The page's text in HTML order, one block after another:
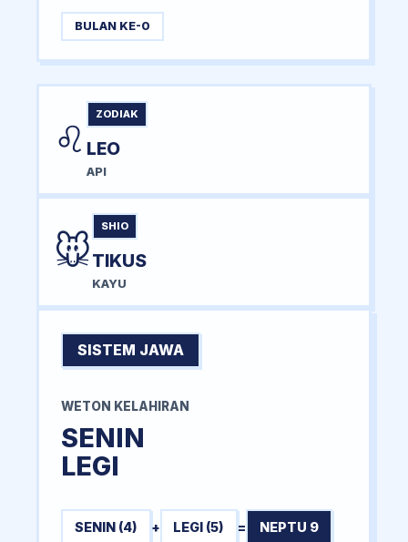
BULAN KE-0
♌
ZODIAK
LEO
API
🐭
SHIO
TIKUS
KAYU
SISTEM JAWA
WETON KELAHIRAN
SENIN
LEGI
SENIN (4) + LEGI (5) = NEPTU 9